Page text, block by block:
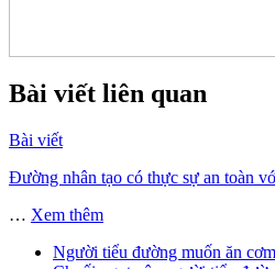
Bài viết liên quan
Bài viết
Đường nhân tạo có thực sự an toàn
… Xem thêm
Người tiểu đường muốn ăn